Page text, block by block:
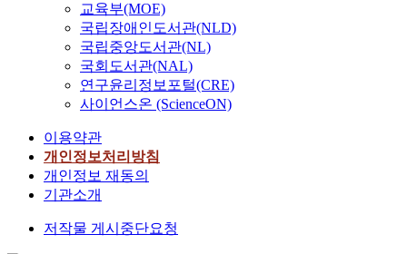
교육부(MOE)
국립장애인도서관(NLD)
국립중앙도서관(NL)
국회도서관(NAL)
연구윤리정보포털(CRE)
사이언스온 (ScienceON)
이용약관
개인정보처리방침
개인정보 재동의
기관소개
저작물 게시중단요청